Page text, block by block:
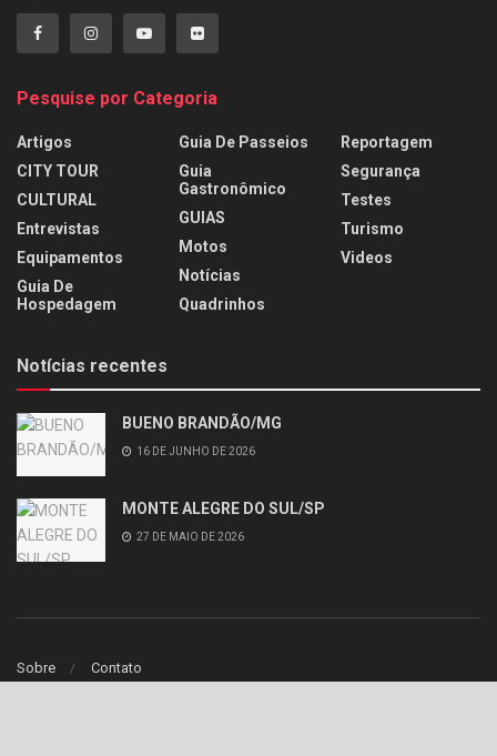
Pesquise por Categoria
Artigos
CITY TOUR
CULTURAL
Entrevistas
Equipamentos
Guia De
Hospedagem
Guia De Passeios
Guia
Gastronômico
GUIAS
Motos
Notícias
Quadrinhos
Reportagem
Segurança
Testes
Turismo
Videos
Notícias recentes
BUENO BRANDÃO/MG
16 DE JUNHO DE 2026
MONTE ALEGRE DO SUL/SP
27 DE MAIO DE 2026
Sobre Contato